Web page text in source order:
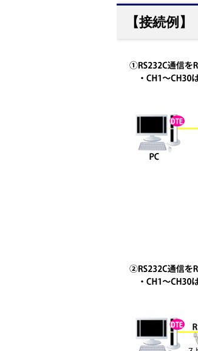
【接続例】